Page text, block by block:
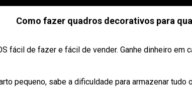
Como fazer quadros decorativos para
fácil de fazer e fácil de vender. Ganhe dinheiro
pequeno, sabe a dificuldade para armazenar